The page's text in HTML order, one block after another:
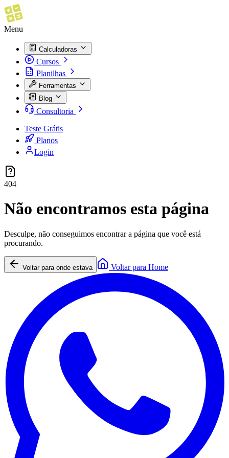
Menu
Calculadoras
Cursos
Planilhas
Ferramentas
Blog
Consultoria
Teste Grátis
Planos
Login
404
Não encontramos esta página
Desculpe, não conseguimos encontrar a página que você está
procurando.
Voltar para onde estava Voltar para Home